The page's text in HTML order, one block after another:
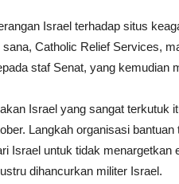
Israel terhadap situs
Catholic Relief Services,
staf Senat, yang kemudian
Israel yang sangat terkutuk
Langkah organisasi
Israel untuk tidak
dihancurkan militer Israel.